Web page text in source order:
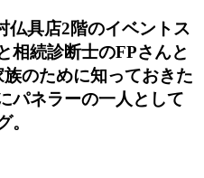
仏具店2階のイベントス
相続診断士のFPさんと
のために知っておきた
パネラーの一人として
。